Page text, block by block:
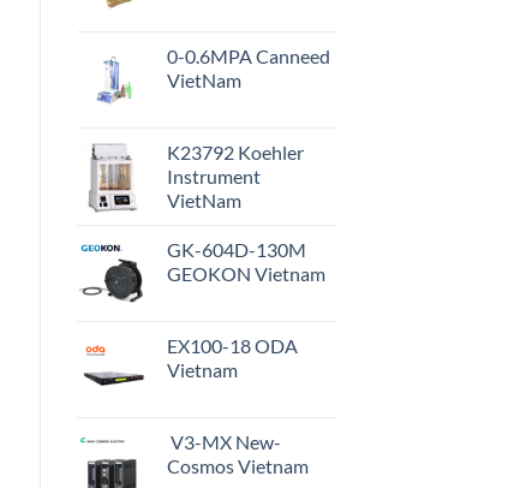
0-0.6MPA Canneed
VietNam
K23792 Koehler
Instrument
VietNam
GK-604D-130M
GEOKON Vietnam
EX100-18 ODA
Vietnam
V3-MX New-
Cosmos Vietnam